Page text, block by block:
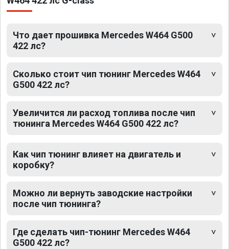
Что дает прошивка Mercedes W464 G500
422 лс?
Сколько стоит чип тюнинг Mercedes W464
G500 422 лс?
Увеличится ли расход топлива после чип
тюнинга Mercedes W464 G500 422 лс?
Как чип тюнинг влияет на двигатель и
коробку?
Можно ли вернуть заводские настройки
после чип тюнинга?
Где сделать чип-тюнинг Mercedes W464
G500 422 лс?